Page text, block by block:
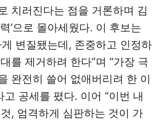
치러진다는 점을 거론하며 김
’으로 몰아세웠다. 이 후보는
변질됐는데, 존중하고 인정하
를 제거하려 한다”며 “가장 극
완전히 쓸어 없애버리려 한 이
고 공세를 폈다. 이어 “이번 내
, 엄격하게 심판하는 것이 가